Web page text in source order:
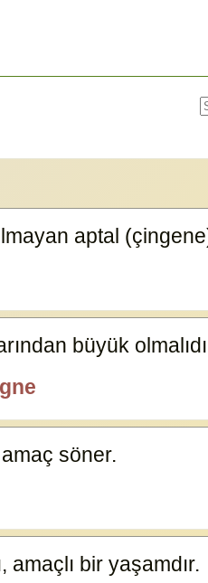
aptal
büyük
söner.
amaçlı bir yaşamdır.